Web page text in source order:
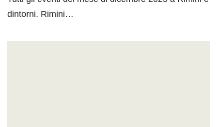
dintorni. Rimini…